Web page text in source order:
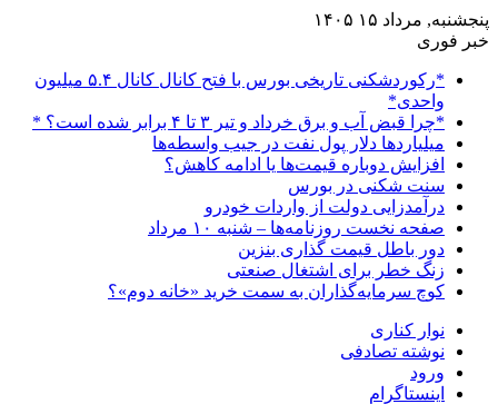
پنجشنبه, مرداد ۱۵ ۱۴۰۵
خبر فوری
*رکوردشکنی تاریخی بورس با فتح کانال کانال ۵.۴ میلیون
واحدی*
*چرا قبض آب و برق خرداد و تیر ۳ تا ۴ برابر شده است؟ *
میلیاردها دلار پول نفت در جیب واسطه‌ها
افزایش دوباره قیمت‌ها یا ادامه کاهش؟
سنت شکنی در بورس
درآمدزایی دولت از واردات خودرو
صفحه نخست روزنامه‌ها – شنبه ۱۰ مرداد
دور باطل قیمت گذاری بنزین
زنگ خطر برای اشتغال صنعتی
کوچ سرمایه‌گذاران به سمت خرید «خانه دوم»؟
نوار کناری
نوشته تصادفی
ورود
اینستاگرام